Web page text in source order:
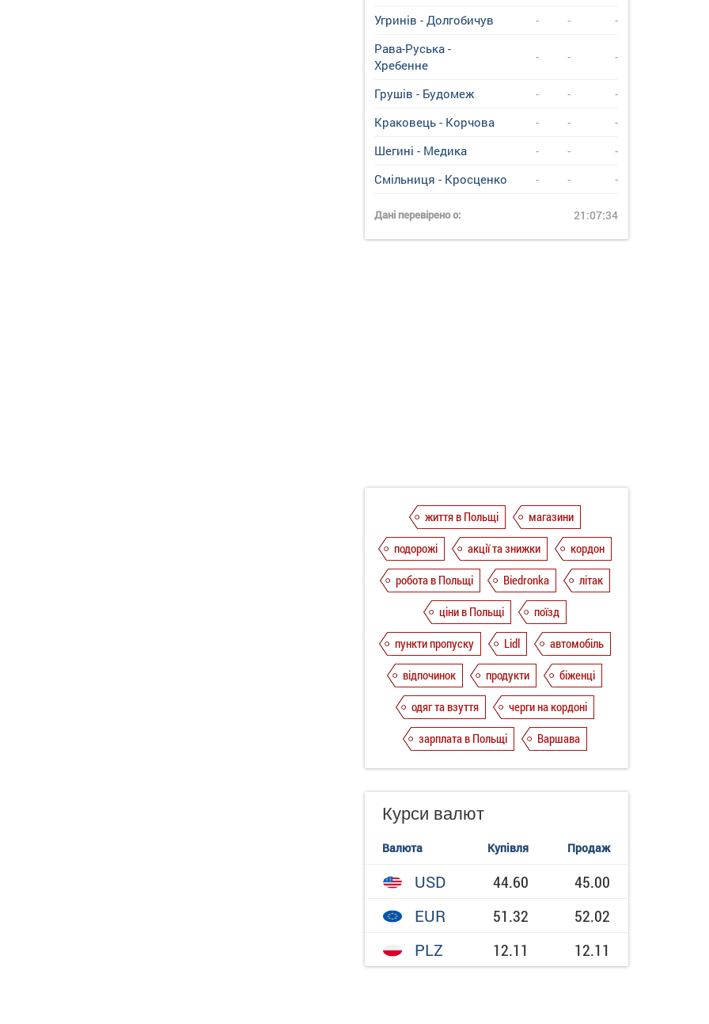
Угринiв - Долгобичув
- -
-
Рава-Руська -
Хребенне
- - -
Грушів - Будомеж - -
-
Краковець - Корчова
- -
-
Шегині - Медика
- -
-
Смільниця - Кросценко
- - -
Дані перевірено о: 21:07:34
життя в Польщі
магазини
подорожі
акції та знижки
кордон
робота в Польщі
Biedronka
літак
ціни в Польщі
поїзд
пункти пропуску
Lidl
автомобіль
відпочинок
продукти
біженці
одяг та взуття
черги на кордоні
зарплата в Польщі
Варшава
Курси валют
Валюта Купівля Продаж
USD 44.60
45.00
EUR
51.32
52.02
PLZ
12.11 12.11